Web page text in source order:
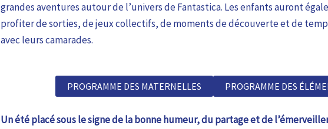
grandes aventures autour de l’univers de Fantastica. Les enfants auront
profiter de sorties, de jeux collectifs, de moments de découverte et de
avec leurs camarades.
PROGRAMME DES MATERNELLES PROGRAMME DES
Un été placé sous le signe de la bonne humeur, du partage et de